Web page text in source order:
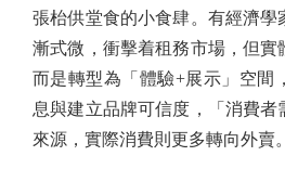
張枱供堂食的小食肆。有經濟學
漸式微，衝擊着租務市場，但實
而是轉型為「體驗+展示」空間
息與建立品牌可信度，「消費者
來源，實際消費則更多轉向外賣